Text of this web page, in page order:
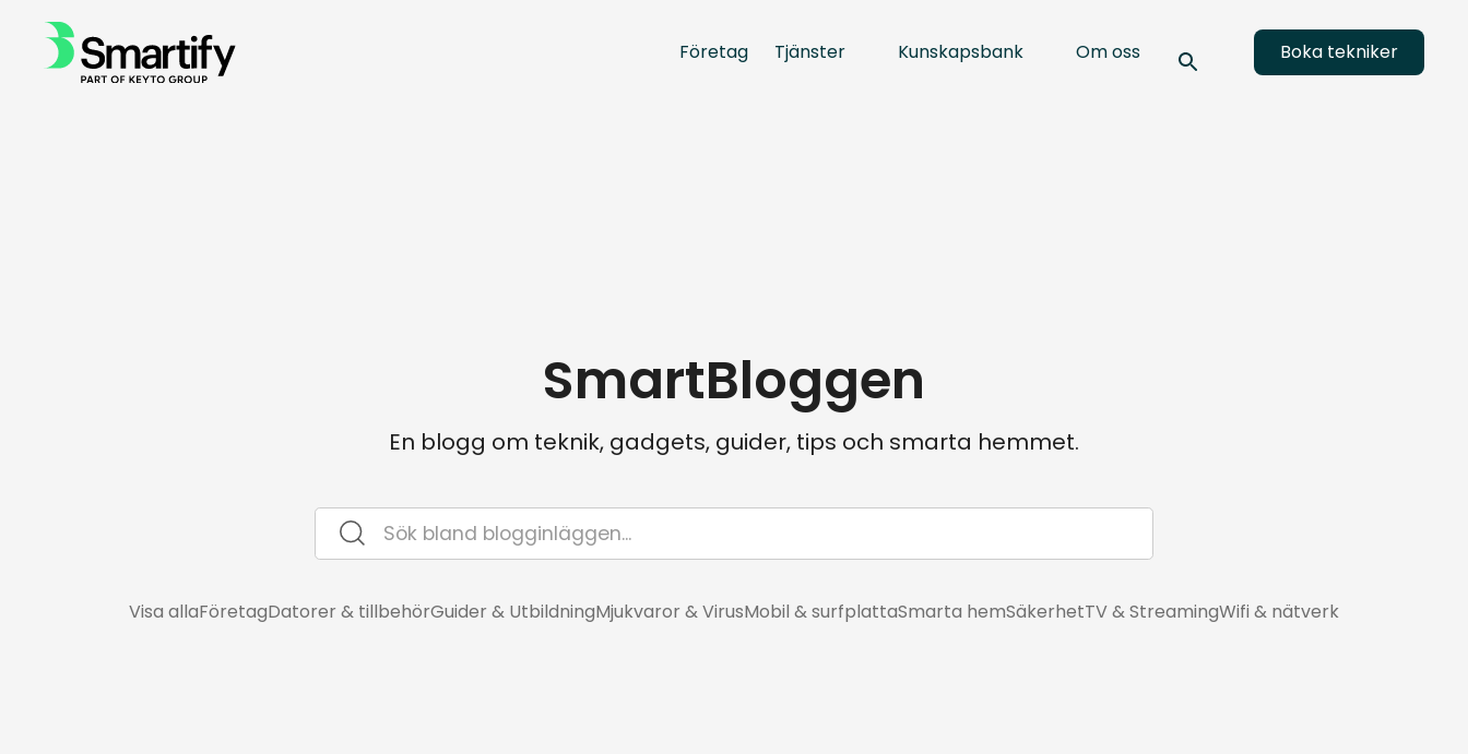
Företag Tjänster Kunskapsbank Om oss Boka tekniker
SmartBloggen
En blogg om teknik, gadgets, guider, tips och smarta hemmet.
Visa allaFöretagDatorer & tillbehörGuider & UtbildningMjukvaror & VirusMobil & surfplattaSmarta hemSäkerhetTV & StreamingWifi & nätverk